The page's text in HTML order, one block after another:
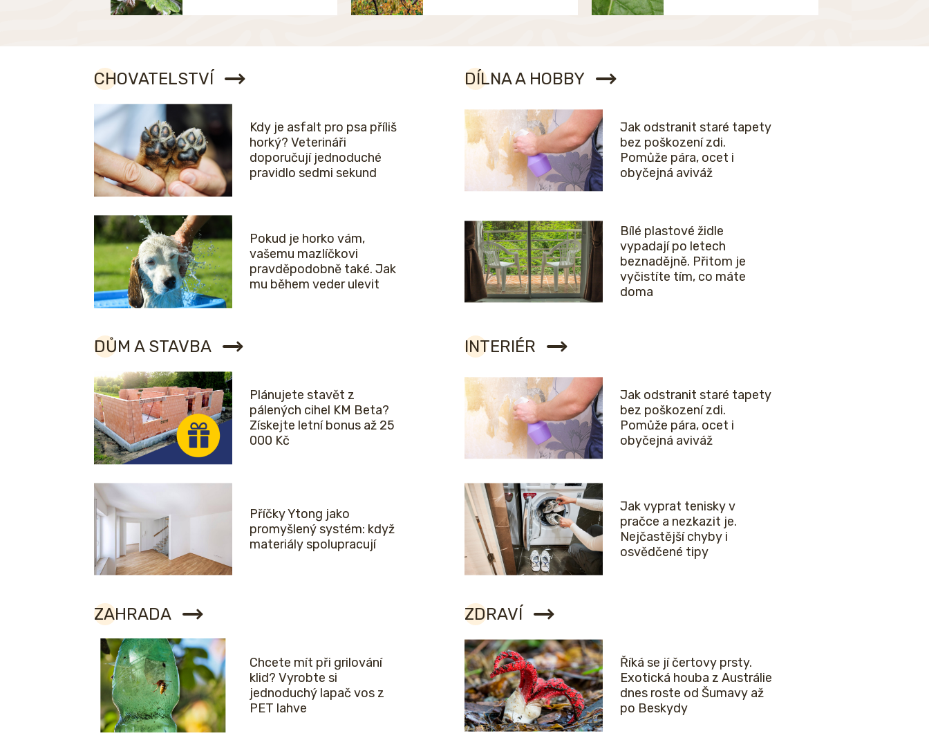
CHOVATELSTVÍ
Kdy je asfalt pro psa příliš
horký? Veterináři
doporučují jednoduché
pravidlo sedmi sekund
Pokud je horko vám,
vašemu mazlíčkovi
pravděpodobně také. Jak
mu během veder ulevit
DÍLNA A HOBBY
Jak odstranit staré tapety
bez poškození zdi.
Pomůže pára, ocet i
obyčejná aviváž
Bílé plastové židle
vypadají po letech
beznadějně. Přitom je
vyčistíte tím, co máte
doma
DŮM A STAVBA
Plánujete stavět z
pálených cihel KM Beta?
Získejte letní bonus až 25
000 Kč
Příčky Ytong jako
promyšlený systém: když
materiály spolupracují
INTERIÉR
Jak odstranit staré tapety
bez poškození zdi.
Pomůže pára, ocet i
obyčejná aviváž
Jak vyprat tenisky v
pračce a nezkazit je.
Nejčastější chyby i
osvědčené tipy
ZAHRADA
Chcete mít při grilování
klid? Vyrobte si
jednoduchý lapač vos z
PET lahve
ZDRAVÍ
Říká se jí čertovy prsty.
Exotická houba z Austrálie
dnes roste od Šumavy až
po Beskydy